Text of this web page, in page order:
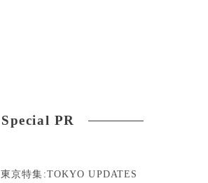
Special PR
東京特集:TOKYO UPDATES